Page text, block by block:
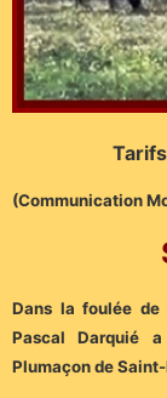
(Communication
Dans la foulée de
Pascal Darquié
Plumaçon de